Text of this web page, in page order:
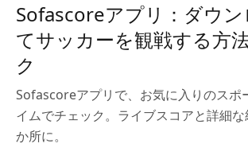
Sofascoreアプリ：ダウン
てサッカーを観戦する方
ク
Sofascoreアプリで、お気に入りのスポ
イムでチェック。ライブスコアと詳細
か所に。